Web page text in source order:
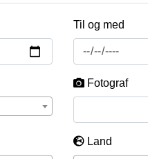
Til og med
Fotograf
Land